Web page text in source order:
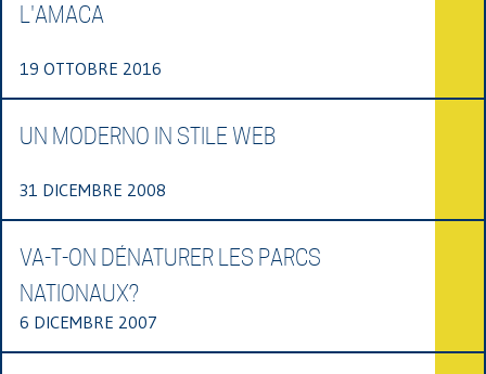
L'AMACA
19 OTTOBRE 2016
UN MODERNO IN STILE WEB
31 DICEMBRE 2008
VA-T-ON DÉNATURER LES PARCS
NATIONAUX?
6 DICEMBRE 2007